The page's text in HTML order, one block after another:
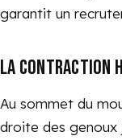
garantit un
LA CONTRACTION
Au sommet du
droite des genoux